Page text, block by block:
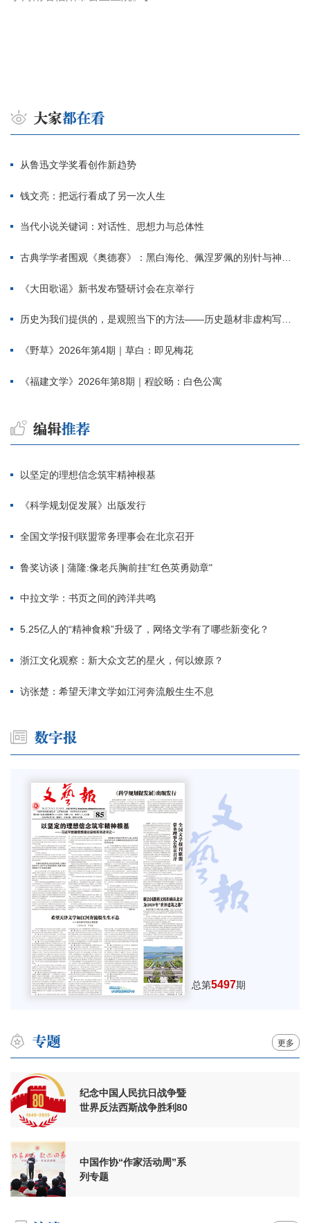
从鲁迅文学奖看创作新趋势
钱文亮：把远行看成了另一次人生
当代小说关键词：对话性、思想力与总体性
古典学学者围观《奥德赛》：黑白海伦、佩涅罗佩的别针与神秘入侵者
《大田歌谣》新书发布暨研讨会在京举行
历史为我们提供的，是观照当下的方法——历史题材非虚构写作多人谈
《野草》2026年第4期｜草白：即见梅花
《福建文学》2026年第8期｜程皎旸：白色公寓
以坚定的理想信念筑牢精神根基
《科学规划促发展》出版发行
全国文学报刊联盟常务理事会在北京召开
鲁奖访谈 | 蒲隆:像老兵胸前挂"红色英勇勋章"
中拉文学：书页之间的跨洋共鸣
5.25亿人的“精神食粮”升级了，网络文学有了哪些新变化？
浙江文化观察：新大众文艺的星火，何以燎原？
访张楚：希望天津文学如江河奔流般生生不息
总第5497期
更多
纪念中国人民抗日战争暨
世界反法西斯战争胜利80
中国作协“作家活动周”系
列专题